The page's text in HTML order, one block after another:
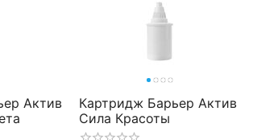
Актив
Картридж Барьер Актив
Сила Красоты